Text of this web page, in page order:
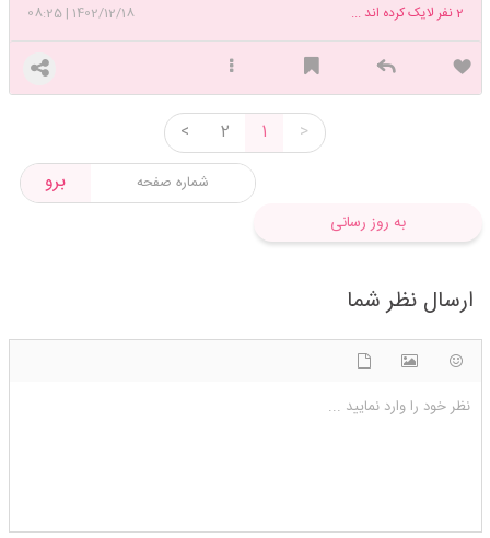
1402/12/18
|
08:25 2نفر لایک کرده اند ...
>
1
2
<
برو
به روز رسانی
ارسال نظر شما
نظر خود را وارد نمایید ...